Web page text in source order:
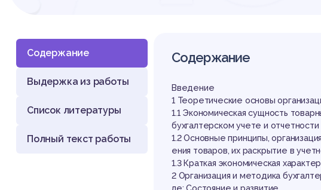
Содержание
Выдержка из работы
Список литературы
Полный текст работы
Содержание
Введение
1 Теоретические основы
1.1 Экономическая сущность
бухгалтерском учете и отчетности
1.2 Основные принципы,
ения товаров, их раскрытие в
1.3 Краткая экономическая
2 Организация и методика